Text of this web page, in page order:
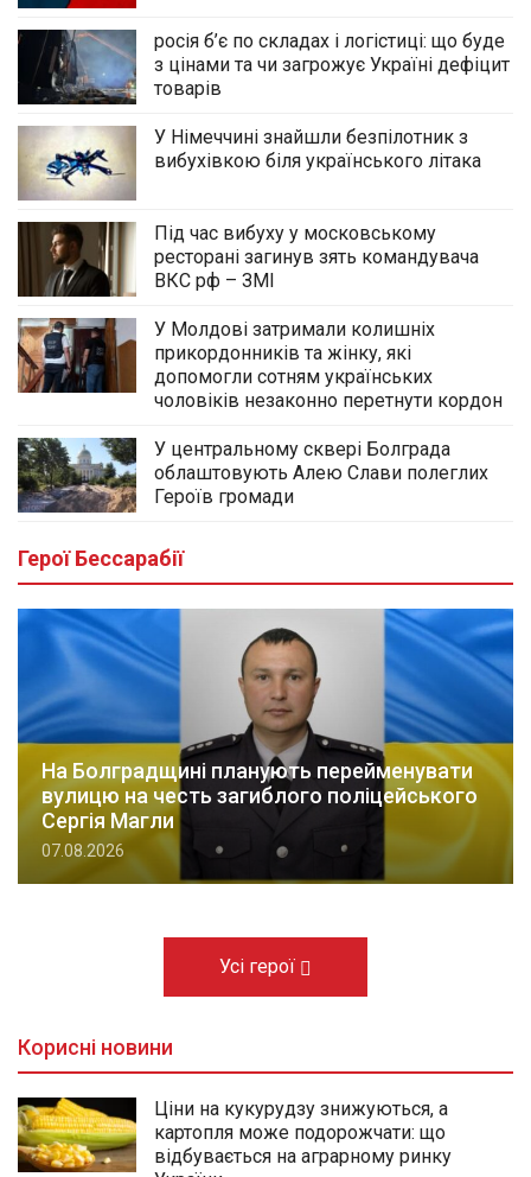
росія б’є по складах і логістиці: що буде
з цінами та чи загрожує Україні дефіцит
товарів
У Німеччині знайшли безпілотник з
вибухівкою біля українського літака
Під час вибуху у московському
ресторані загинув зять командувача
ВКС рф – ЗМІ
У Молдові затримали колишніх
прикордонників та жінку, які
допомогли сотням українських
чоловіків незаконно перетнути кордон
У центральному сквері Болграда
облаштовують Алею Слави полеглих
Героїв громади
Герої Бессарабії
На Болградщині планують перейменувати
вулицю на честь загиблого поліцейського
Сергія Магли
07.08.2026
Усі герої
Корисні новини
Ціни на кукурудзу знижуються, а
картопля може подорожчати: що
відбувається на аграрному ринку